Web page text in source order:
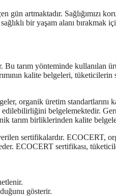
artmaktadır. Sağlığımızı
bir yaşam alanı bırakmak
Bu tarım yönteminde kullanılan
kalite belgeleri, tüketicilerin
organik üretim standartlarını
belgelemektedir.
tarım birliklerinden kalite
sertifikalardır. ECOCERT,
ECOCERT sertifikası,
gösterir.